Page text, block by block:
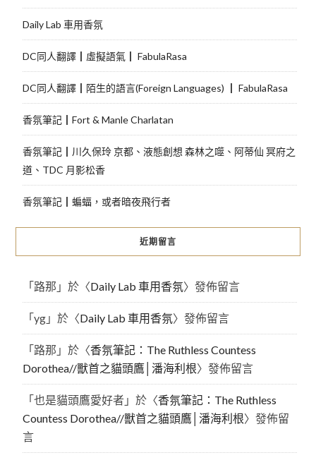
Daily Lab 車用香氛
DC同人翻譯┃虛擬語氣┃ FabulaRasa
DC同人翻譯┃陌生的語言(Foreign Languages) ┃ FabulaRasa
香氛筆記┃Fort & Manle Charlatan
香氛筆記┃川久保玲 京都、液態創想 森林之噬、阿蒂仙 冥府之
道、TDC 月影松香
香氛筆記┃蝙蝠，或者暗夜飛行者
近期留言
「路那 」於〈Daily Lab 車用香氛〉發佈留言
「yg」於〈Daily Lab 車用香氛〉發佈留言
「路那 」於〈香氛筆記：The Ruthless Countess
Dorothea//獸首之貓頭鷹│潘海利根〉發佈留言
「也是貓頭鷹愛好者」於〈香氛筆記：The Ruthless
Countess Dorothea//獸首之貓頭鷹│潘海利根〉發佈留
言